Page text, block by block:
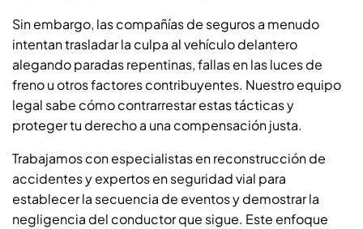
Sin embargo, las compañías de seguros a menudo
intentan trasladar la culpa al vehículo delantero
alegando paradas repentinas, fallas en las luces de
freno u otros factores contribuyentes. Nuestro equipo
legal sabe cómo contrarrestar estas tácticas y
proteger tu derecho a una compensación justa.
Trabajamos con especialistas en reconstrucción de
accidentes y expertos en seguridad vial para
establecer la secuencia de eventos y demostrar la
negligencia del conductor que sigue. Este enfoque